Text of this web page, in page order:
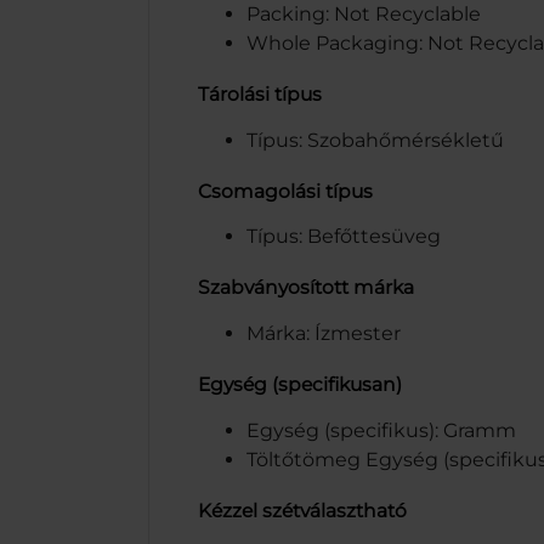
Packing: Not Recyclable
Whole Packaging: Not
Tárolási típus
Típus: Szobahőmérsékletű
Csomagolási típus
Típus: Befőttesüveg
Szabványosított márka
Márka: Ízmester
Egység (specifikusan)
Egység (specifikus): Gramm
Töltőtömeg Egység
Kézzel szétválasztható